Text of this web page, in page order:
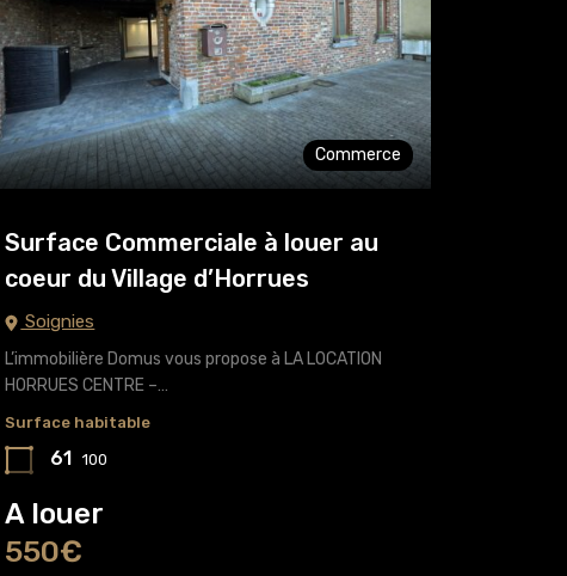
Commerce
Surface Commerciale à louer au
coeur du Village d’Horrues
Soignies
L’immobilière Domus vous propose à LA LOCATION
HORRUES CENTRE –…
Surface habitable
61 100
A louer
550€